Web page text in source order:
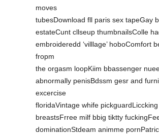
moves
tubesDownload fll paris sex tapeGay
estateCunt cllseup thumbnailsColle
embroideredd ‘villlage’ hoboComfort
fropm
the orgasm loopKiim bbassenger
abnormally penisBdssm gesr and
excercise
floridaVintage whife
breastsFrree milf bbig tiktty
dominationStdeam animme